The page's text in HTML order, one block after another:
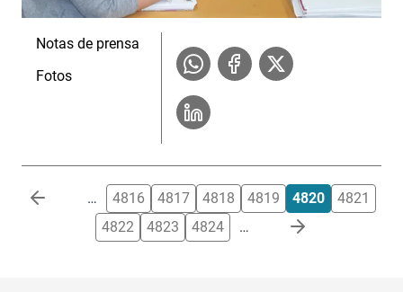
Notas de prensa
Fotos
Paginación … 4816 4817 4818 4819 4820
4821
4822
4823 4824 …